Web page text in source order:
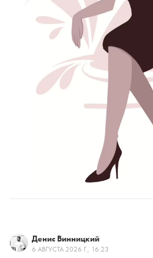
Денис Винницкий
6 АВГУСТА 2026 Г., 16:23